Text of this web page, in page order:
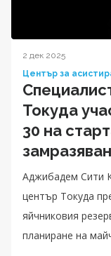
2 дек 2025
Център за
Токуда
30 на
Аджибадем Сити
център Токуда
яйчниковия
планиране на